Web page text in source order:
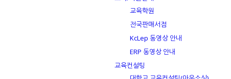
교육학원
전국판매서점
KcLep 동영상 안내
ERP 동영상 안내
교육컨설팅